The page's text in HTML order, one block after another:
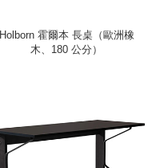
Holborn 霍爾本 長桌（歐洲橡
木、180 公分）